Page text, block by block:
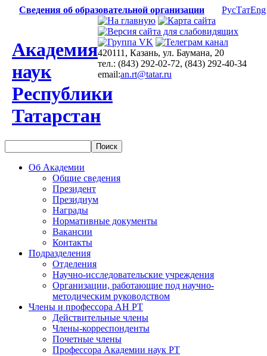
Сведения об образовательной организации РусТатEng
Академия
наук
Республики
Татарстан
420111, Казань, ул. Баумана, 20
тел.: (843) 292-02-72, (843) 292-40-34
email:an.rt@tatar.ru
Об Академии
Общие сведения
Президент
Президиум
Награды
Нормативные документы
Вакансии
Контакты
Подразделения
Отделения
Научно-исследовательские учреждения
Организации, работающие под научно-
методическим руководством
Члены и профессора АН РТ
Действительные члены
Члены-корреспонденты
Почетные члены
Профессора Академии наук РТ